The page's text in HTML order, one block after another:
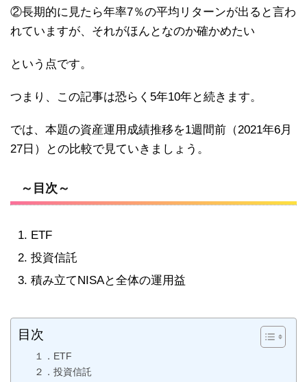
②長期的に見たら年率7％の平均リターンが出ると言わ
れていますが、それがほんとなのか確かめたい
という点です。
つまり、この記事は恐らく5年10年と続きます。
では、本題の資産運用成績推移を1週間前（2021年6月
27日）との比較で見ていきましょう。
～目次～
ETF
投資信託
積み立てNISAと全体の運用益
目次
１．ETF
２．投資信託